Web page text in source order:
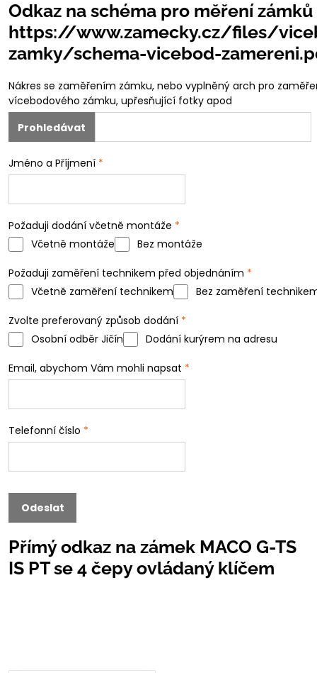
Odkaz na schéma pro měření zámků
https://www.zamecky.cz/files/
zamky/schema-vicebod-
Nákres se zaměřením zámku, nebo vyplněný arch pro
vícebodového zámku, upřesňující fotky apod
Jméno a Příjmení *
Požaduji dodání včetně montáže *
Včetně montáže
Bez montáže
Požaduji zaměření technikem před objednáním *
Včetně zaměření technikem
Bez zaměření
Zvolte preferovaný způsob dodání *
Osobní odběr Jičín
Dodání kurýrem na adresu
Email, abychom Vám mohli napsat *
Telefonní číslo *
Odeslat
Přímý odkaz na zámek MACO G-TS
IS PT se 4 čepy ovládaný klíčem